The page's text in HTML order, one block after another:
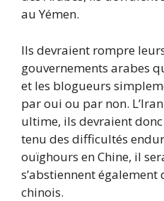
au Yémen.
Ils devraient rompre
gouvernements arabes
et les blogueurs
par oui ou par non.
ultime, ils devraient
tenu des difficultés
ouïghours en Chine, il
s’abstiennent également
chinois.